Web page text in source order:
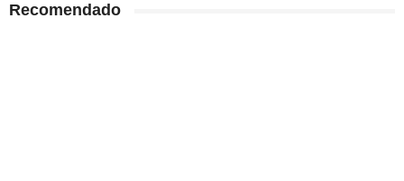
Recomendado